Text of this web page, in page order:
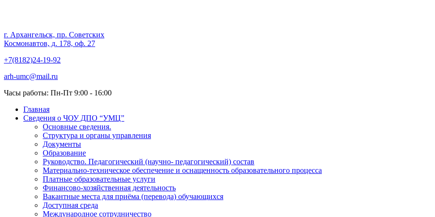
Частное образовательное учреждение дополнительного
"Учебно-методический центр"
г. Архангельск, пр. Советских
Космонавтов, д. 178, оф. 27
+7(8182)24-19-92
arh-umc@mail.ru
Часы работы: Пн-Пт 9:00 - 16:00
Главная
Сведения о ЧОУ ДПО “УМЦ”
Основные сведения.
Структура и органы управления
Документы
Образование
Руководство. Педагогический (научно- педагогический) состав
Материально-техническое обеспечение и оснащенность образовательного процесса
Платные образовательные услуги
Финансово-хозяйственная деятельность
Вакантные места для приёма (перевода) обучающихся
Доступная среда
Международное сотрудничество